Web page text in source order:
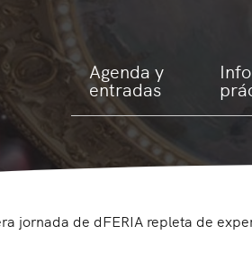
Agenda y
entradas
jornada de dFERIA repleta de